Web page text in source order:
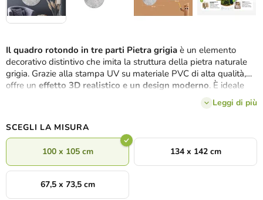
Il quadro rotondo in tre parti Pietra grigia è un elemento
decorativo distintivo che imita la struttura della pietra naturale
grigia. Grazie alla stampa UV su materiale PVC di alta qualità,
offre un effetto 3D realistico e un design moderno. È ideale
contrasto, eleganza e senso
. Resistente, senza manutenzione e visivamenteLeggi di più
SCEGLI LA MISURA
100 x 105 cm 134 x 142 cm
67,5 x 73,5 cm